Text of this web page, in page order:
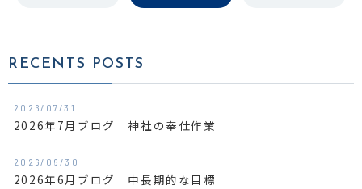
RECENTS POSTS
2026/07/31
2026年7月ブログ 神社の奉仕作業
2026/06/30
2026年6月ブログ 中長期的な目標